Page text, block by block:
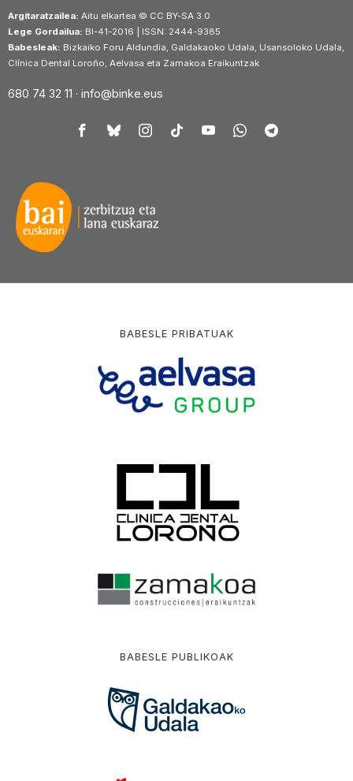
Argitaratzailea: Aitu elkartea © CC BY-SA 3.0
Lege Gordailua: BI-41-2016 | ISSN: 2444-9385
Babesleak: Bizkaiko Foru Aldundia, Galdakaoko Udala, Usansoloko Udala,
Clínica Dental Loroño, Aelvasa eta Zamakoa Eraikuntzak
680 74 32 11 · info@binke.eus
BABESLE PRIBATUAK
BABESLE PUBLIKOAK